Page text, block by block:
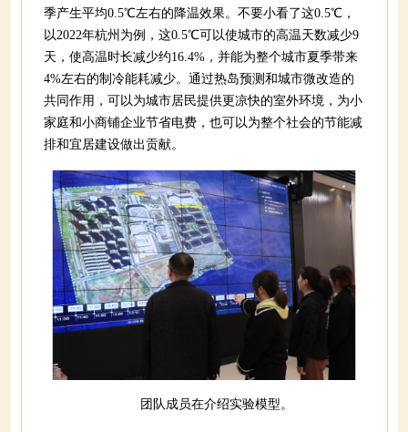
季产生平均0.5℃左右的降温效果。不要小看了这0.5℃，
以2022年杭州为例，这0.5℃可以使城市的高温天数减少9
天，使高温时长减少约16.4%，并能为整个城市夏季带来
4%左右的制冷能耗减少。通过热岛预测和城市微改造的
共同作用，可以为城市居民提供更凉快的室外环境，为小
家庭和小商铺企业节省电费，也可以为整个社会的节能减
排和宜居建设做出贡献。
团队成员在介绍实验模型。